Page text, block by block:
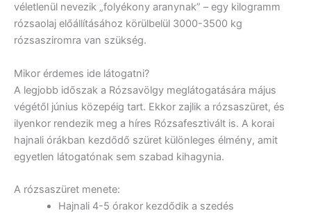
véletlenül nevezik „folyékony aranynak” – egy kilogramm
rózsaolaj előállításához körülbelül 3000-3500 kg
rózsasziromra van szükség.
Mikor érdemes ide látogatni?
A legjobb időszak a Rózsavölgy meglátogatására május
végétől június közepéig tart. Ekkor zajlik a rózsaszüret, és
ilyenkor rendezik meg a híres Rózsafesztivált is. A korai
hajnali órákban kezdődő szüret különleges élmény, amit
egyetlen látogatónak sem szabad kihagynia.
A rózsaszüret menete:
Hajnali 4-5 órakor kezdődik a szedés